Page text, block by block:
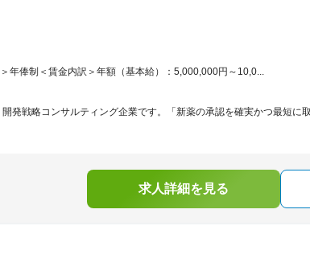
年俸制＜賃金内訳＞年額（基本給）：5,000,000円～10,0...
発戦略コンサルティング企業です。「新薬の承認を確実かつ最短に取
求人詳細を見る